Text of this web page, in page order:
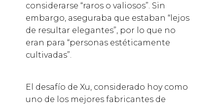
considerarse “raros o valiosos”. Sin
embargo, aseguraba que estaban “lejos
de resultar elegantes”, por lo que no
eran para “personas estéticamente
cultivadas”.
El desafío de Xu, considerado hoy como
uno de los mejores fabricantes de